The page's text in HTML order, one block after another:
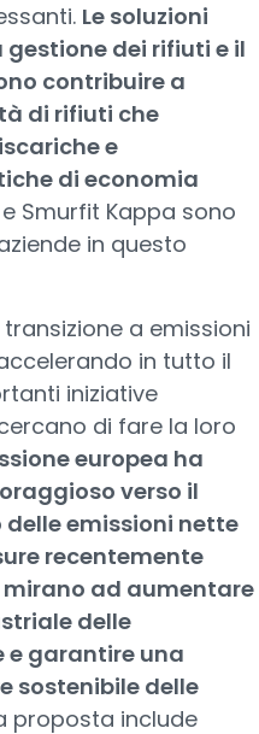
Le soluzioni
dei rifiuti e il
contribuire a
di rifiuti che
e
di economia
Smurfit Kappa sono
in questo
a emissioni
in tutto il
iniziative
di fare la loro
europea ha
verso il
emissioni nette
recentemente
ad aumentare
delle
e garantire una
sostenibile delle
proposta include